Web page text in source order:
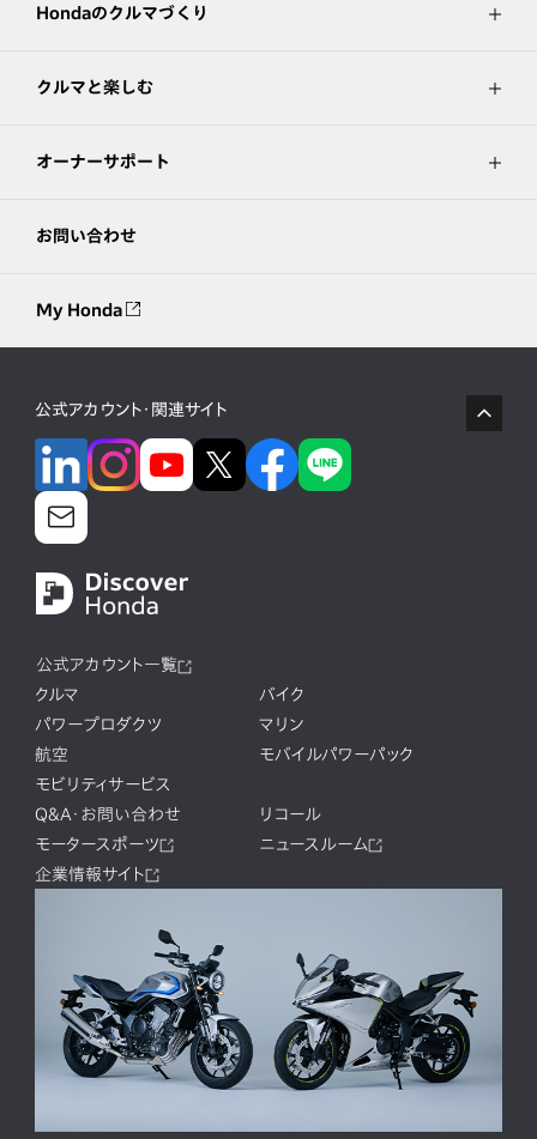
Hondaのクルマづくり
クルマと楽しむ
オーナーサポート
お問い合わせ
My Honda
公式アカウント・関連サイト
公式アカウント一覧
クルマ
バイク
パワープロダクツ
マリン
航空
モバイルパワーパック
モビリティサービス
Q&A・お問い合わせ
リコール
モータースポーツ
ニュースルーム
企業情報サイト